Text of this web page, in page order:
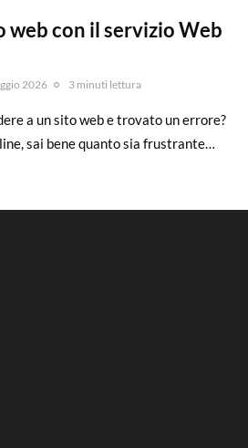
con il servizio Web
2026 3 minuti lettura
a un sito web e trovato un errore?
sai bene quanto sia frustrante…